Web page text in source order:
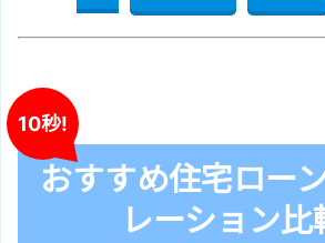
10秒!
おすすめ住宅ロー
レーション比